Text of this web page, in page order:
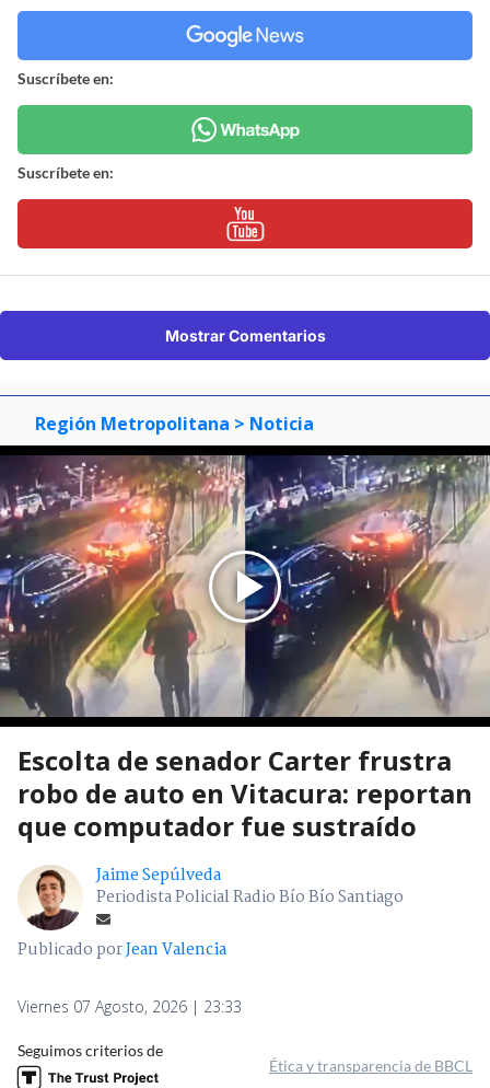
Suscríbete en:
Suscríbete en:
Mostrar Comentarios
Región Metropolitana > Noticia
Escolta de senador Carter frustra
robo de auto en Vitacura: reportan
que computador fue sustraído
Jaime Sepúlveda
Periodista Policial Radio Bío Bío Santiago
Publicado porJean Valencia
Viernes 07 Agosto, 2026 | 23:33
Seguimos criterios de
Ética y transparencia de BBCL